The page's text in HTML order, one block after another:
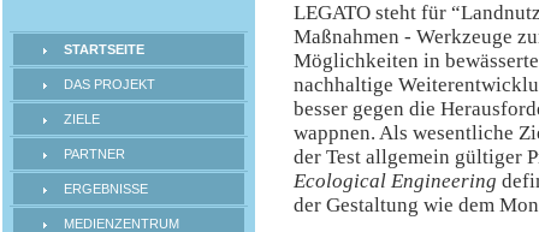
STARTSEITE
DAS PROJEKT
ZIELE
PARTNER
ERGEBNISSE
MEDIENZENTRUM
LEGATO steht für
Maßnahmen - Werkzeuge
Möglichkeiten in
nachhaltige
besser gegen die
wappnen. Als wesentliche
der Test allgemein gültiger
Ecological Engineering
der Gestaltung wie dem